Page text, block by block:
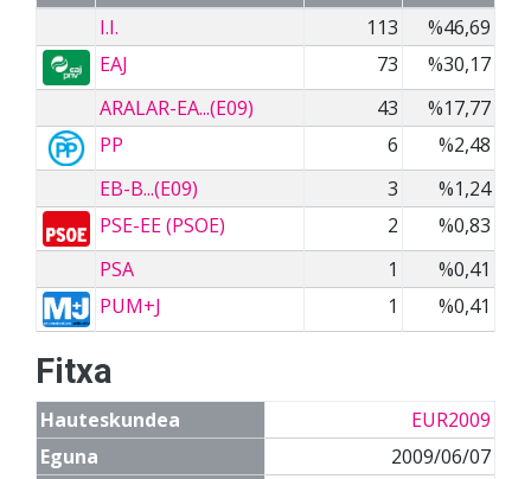
I.I.
113
%46,69
EAJ
73
%30,17
ARALAR-EA...(E09)
43
%17,77
PP
6
%2,48
EB-B...(E09)
3
%1,24
PSE-EE (PSOE)
2
%0,83
PSA
1
%0,41
PUM+J
1 %0,41
Fitxa
Hauteskundea
EUR2009
Eguna
2009/06/07